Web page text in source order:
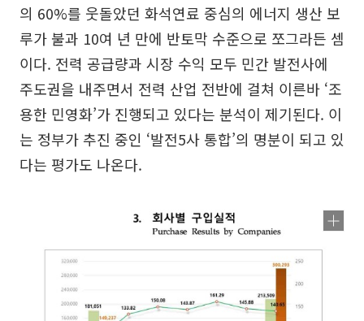
의 60%를 웃돌았던 화석연료 중심의 에너지 생산 보
루가 불과 10여 년 만에 반토막 수준으로 쪼그라든 셈
이다. 전력 공급량과 시장 수익 모두 민간 발전사에
주도권을 내주면서 전력 산업 전반에 걸쳐 이른바 ‘조
용한 민영화’가 진행되고 있다는 분석이 제기된다. 이
는 정부가 추진 중인 ‘발전5사 통합’의 명분이 되고 있
다는 평가도 나온다.